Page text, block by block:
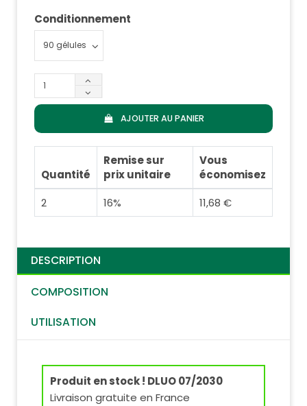
Conditionnement
AJOUTER AU PANIER
Quantité
Remise sur
prix unitaire
Vous
économisez
2
16% 11,68 €
DESCRIPTION
COMPOSITION
UTILISATION
Produit en stock ! DLUO 07/2030
Livraison gratuite en France